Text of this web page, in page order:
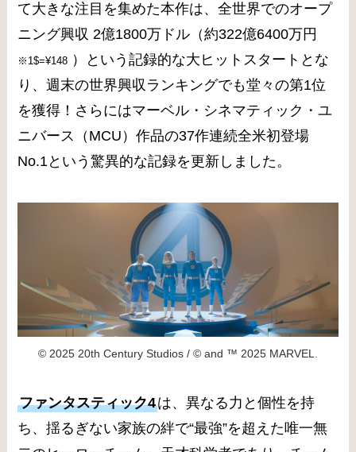
て大きな注目を集めた本作は、全世界でのオープ
ニング興収 2億1800万ドル（約322億6400万円
※1$=¥148 ）という記録的な大ヒットスタートとな
り、週末の世界興収ランキングでも堂々の第1位
を獲得！さらにはマーベル・シネマティック・ユ
ニバース（MCU）作品の37作連続全米初登場
No.1という驚異的な記録を更新しました。
© 2025 20th Century Studios / © and ™ 2025 MARVEL.
ファンタスティック4は、異なる力と個性を持
ち、揺るぎない家族の絆で“最強”を超えた唯一無